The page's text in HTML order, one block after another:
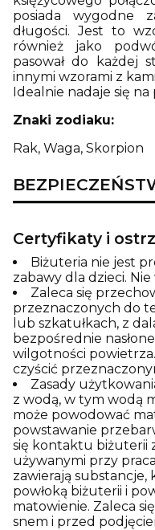
posiada wygodne
długości. Jest to
również jako
pasował do każdej
innymi wzorami z
Idealnie nadaje się na
Znaki zodiaku:
Rak, Waga, Skorpion
Certyfikaty i
Biżuteria nie jest
zabawy dla dzieci.
Zaleca się
przeznaczonych do
lub szkatułkach, z
bezpośrednie
wilgotności
czyścić
Zasady
z wodą, w tym wodą
może powodować
powstawanie
się kontaktu biżuterii
używanymi przy
zawierają
powłoką biżuterii i
matowienie. Zaleca
snem i przed